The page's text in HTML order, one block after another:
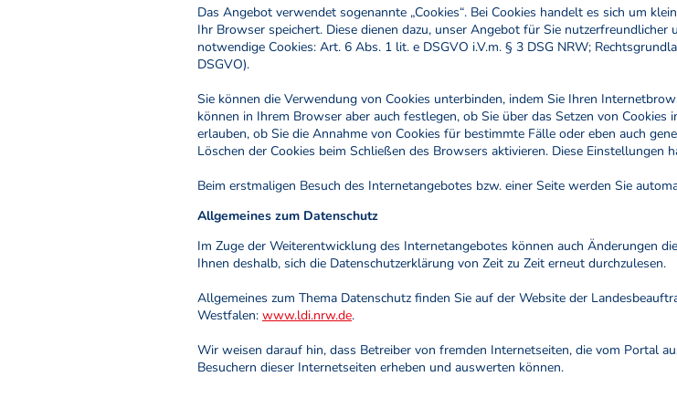
Das Angebot verwendet sogenannte „Cookies“. Bei Cookies handelt es sich um
Ihr Browser speichert. Diese dienen dazu, unser Angebot für Sie
notwendige Cookies: Art. 6 Abs. 1 lit. e DSGVO i.V.m. § 3 DSG NRW;
DSGVO).
Sie können die Verwendung von Cookies unterbinden, indem Sie Ihren
können in Ihrem Browser aber auch festlegen, ob Sie über das Setzen von
erlauben, ob Sie die Annahme von Cookies für bestimmte Fälle oder eben auch
Löschen der Cookies beim Schließen des Browsers aktivieren. Diese Einstellungen
Beim erstmaligen Besuch des Internetangebotes bzw. einer Seite werden Sie
Allgemeines zum Datenschutz
Im Zuge der Weiterentwicklung des Internetangebotes können auch Änderungen
Ihnen deshalb, sich die Datenschutzerklärung von Zeit zu Zeit erneut durchzulesen.
Allgemeines zum Thema Datenschutz finden Sie auf der Website der
Westfalen: www.ldi.nrw.de.
Wir weisen darauf hin, dass Betreiber von fremden Internetseiten, die vom Portal
Besuchern dieser Internetseiten erheben und auswerten können.